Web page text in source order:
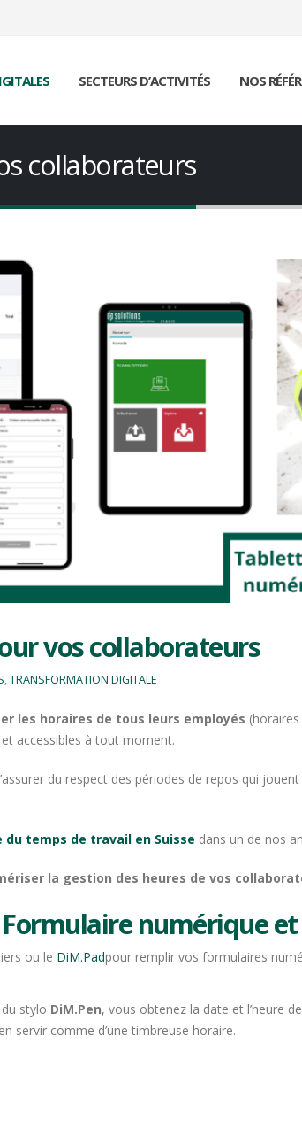
SECTEURS D’ACTIVITÉS NOS
collaborateurs
vos collaborateurs
,TRANSFORMATION DIGITALE
les horaires de tous leurs employés
accessibles à tout moment.
du respect des périodes de repos qui
du temps de travail en Suisse dans un de nos
la gestion des heures de vos
numérique
ou le DiM.Padpour remplir vos formulaires
stylo DiM.Pen, vous obtenez la date et l’heure
servir comme d’une timbreuse horaire.